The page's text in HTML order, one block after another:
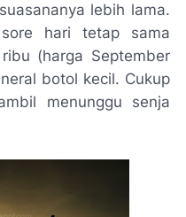
lebih lama.
hari tetap sama
(harga September
botol kecil. Cukup
menunggu senja